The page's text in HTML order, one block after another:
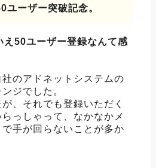
ユーザー突破記念。
え50ユーザー登録なんて感
のアドネットシステムの
ジでした。
、それでも登録いただく
っしゃって、なかなかメ
手が回らないことが多か